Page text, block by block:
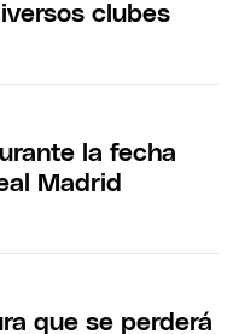
clubes
la fecha
Madrid
que se perderá